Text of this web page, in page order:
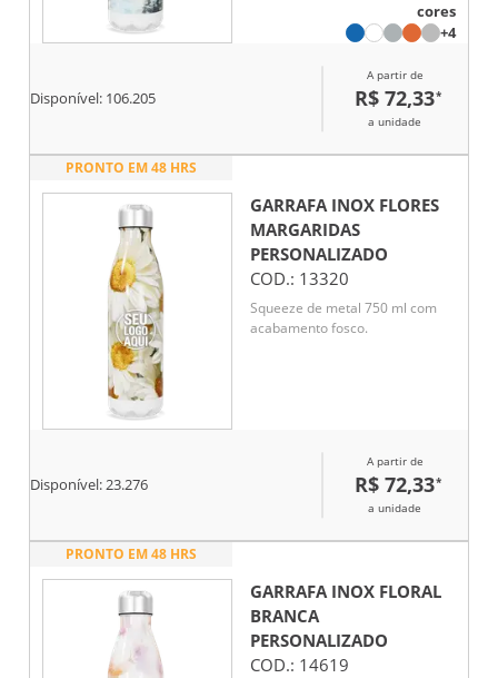
cores
+4
Disponível: 106.205
A partir de
R$ 72,33*
a unidade
PRONTO EM 48 HRS
GARRAFA INOX FLORES
MARGARIDAS
PERSONALIZADO
COD.: 13320
Squeeze de metal 750 ml com
acabamento fosco.
Disponível:23.276
A partir de
R$ 72,33*
a unidade
PRONTO EM 48 HRS
GARRAFA INOX FLORAL
BRANCA
PERSONALIZADO
COD.: 14619